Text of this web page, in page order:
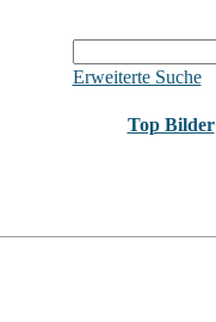
Erweiterte Suche
Top Bilder